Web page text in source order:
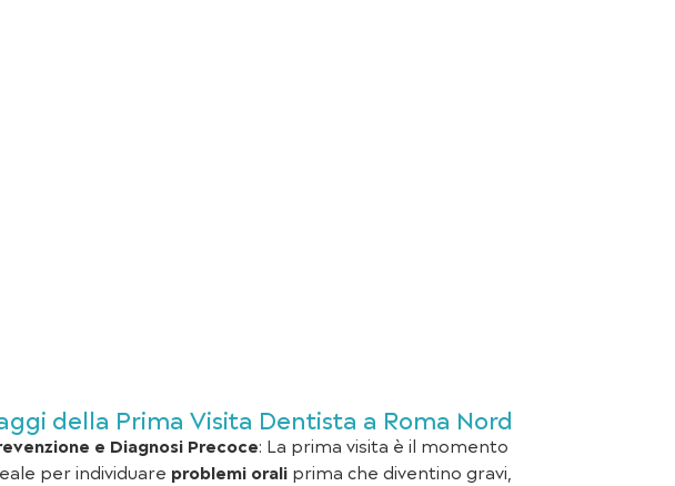
della Prima Visita Dentista a Roma Nord
e Diagnosi Precoce: La prima visita è il momento
per individuare problemi orali prima che diventino gravi,